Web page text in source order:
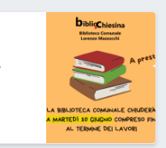
COMUNALE}